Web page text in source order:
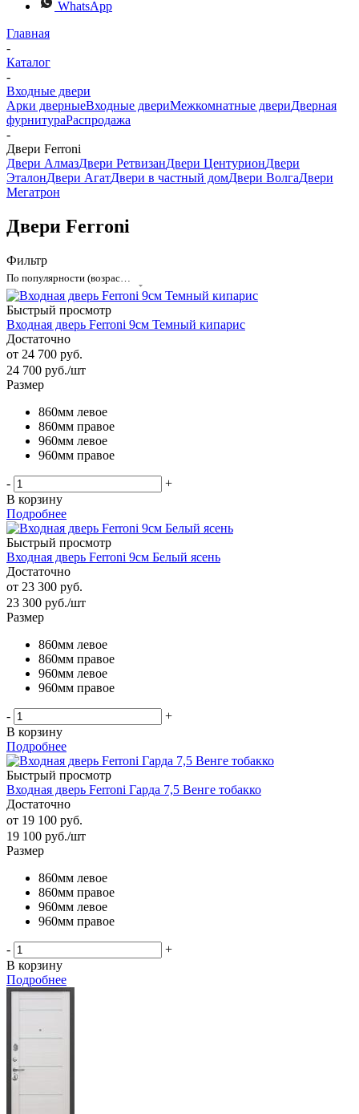
WhatsApp
Главная
-
Каталог
-
Входные двери
Арки дверныеВходные двериМежкомнатные двериДверная
фурнитураРаспродажа
-
Двери Ferroni
Двери АлмазДвери РетвизанДвери ЦентурионДвери
ЭталонДвери АгатДвери в частный домДвери ВолгаДвери
Мегатрон
Двери Ferroni
Фильтр
Быстрый просмотр
Входная дверь Ferroni 9см Темный кипарис
Достаточно
от 24 700 руб.
24 700 руб./шт
Размер
860мм левое
860мм правое
960мм левое
960мм правое
-
+
В корзину
Подробнее
Быстрый просмотр
Входная дверь Ferroni 9см Белый ясень
Достаточно
от 23 300 руб.
23 300 руб./шт
Размер
860мм левое
860мм правое
960мм левое
960мм правое
-
+
В корзину
Подробнее
Быстрый просмотр
Входная дверь Ferroni Гарда 7,5 Венге тобакко
Достаточно
от 19 100 руб.
19 100 руб./шт
Размер
860мм левое
860мм правое
960мм левое
960мм правое
-
+
В корзину
Подробнее